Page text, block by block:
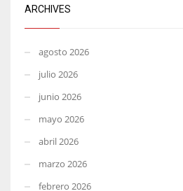
ARCHIVES
agosto 2026
julio 2026
junio 2026
mayo 2026
abril 2026
marzo 2026
febrero 2026